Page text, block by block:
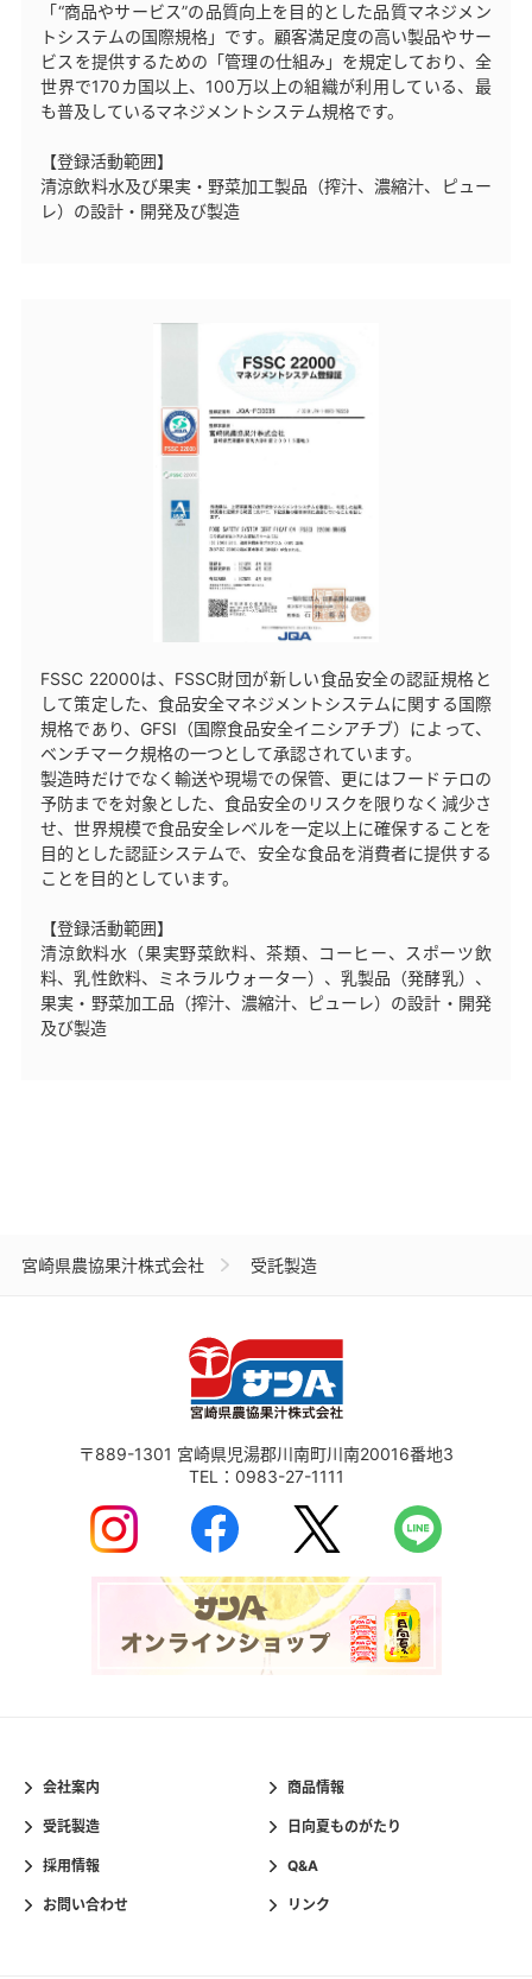
「“商品やサービス”の品質向上を目的とした品質マネジメン
トシステムの国際規格」です。顧客満足度の高い製品やサー
ビスを提供するための「管理の仕組み」を規定しており、全
世界で170カ国以上、100万以上の組織が利用している、最
も普及しているマネジメントシステム規格です。
【登録活動範囲】
清涼飲料水及び果実・野菜加工製品（搾汁、濃縮汁、ピュー
レ）の設計・開発及び製造
FSSC 22000は、FSSC財団が新しい食品安全の認証規格と
して策定した、食品安全マネジメントシステムに関する国際
規格であり、GFSI（国際食品安全イニシアチブ）によって、
ベンチマーク規格の一つとして承認されています。
製造時だけでなく輸送や現場での保管、更にはフードテロの
予防までを対象とした、食品安全のリスクを限りなく減少さ
せ、世界規模で食品安全レベルを一定以上に確保することを
目的とした認証システムで、安全な食品を消費者に提供する
ことを目的としています。
【登録活動範囲】
清涼飲料水（果実野菜飲料、茶類、コーヒー、スポーツ飲
料、乳性飲料、ミネラルウォーター）、乳製品（発酵乳）、
果実・野菜加工品（搾汁、濃縮汁、ピューレ）の設計・開発
及び製造
宮崎県農協果汁株式会社 受託製造
〒889-1301 宮崎県児湯郡川南町川南20016番地3
TEL： 0983-27-1111
会社案内 商品情報
受託製造 日向夏ものがたり
採用情報 Q&A
お問い合わせ リンク